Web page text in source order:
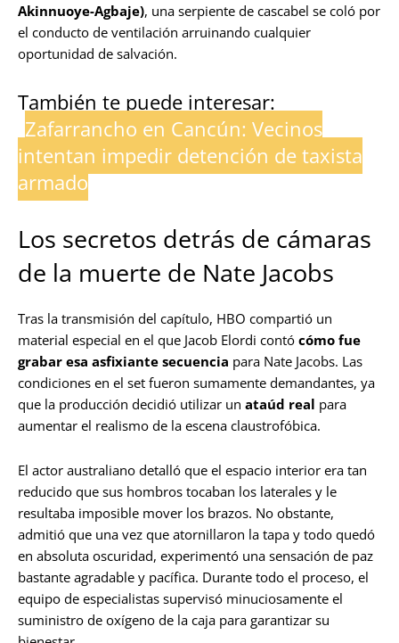
Akinnuoye-Agbaje), una serpiente de cascabel se coló por
el conducto de ventilación arruinando cualquier
oportunidad de salvación.
También te puede interesar:
Zafarrancho en Cancún: Vecinos
intentan impedir detención de taxista
armado
Los secretos detrás de cámaras
de la muerte de Nate Jacobs
Tras la transmisión del capítulo, HBO compartió un
material especial en el que Jacob Elordi contó cómo fue
grabar esa asfixiante secuencia para Nate Jacobs. Las
condiciones en el set fueron sumamente demandantes, ya
que la producción decidió utilizar un ataúd real para
aumentar el realismo de la escena claustrofóbica.
El actor australiano detalló que el espacio interior era tan
reducido que sus hombros tocaban los laterales y le
resultaba imposible mover los brazos. No obstante,
admitió que una vez que atornillaron la tapa y todo quedó
en absoluta oscuridad, experimentó una sensación de paz
bastante agradable y pacífica. Durante todo el proceso, el
equipo de especialistas supervisó minuciosamente el
suministro de oxígeno de la caja para garantizar su